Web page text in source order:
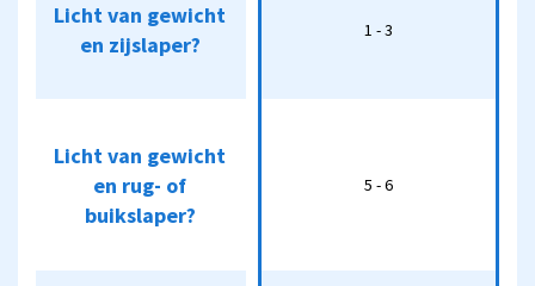
en zijslaper?
en rug- of
buikslaper?
1 - 3
5 - 6
Licht van gewicht
en zijslaper?
Licht van gewicht
en rug- of
buikslaper?